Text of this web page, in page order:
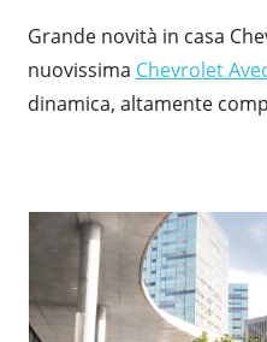
Grande novità in casa
nuovissima Chevrolet
dinamica, altamente